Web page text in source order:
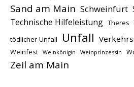
Sand am Main Schweinfurt
Technische Hilfeleistung Theres
tödlicher Unfall Unfall
Weinfest Weinkönigin Weinprinzessin
Zeil am Main